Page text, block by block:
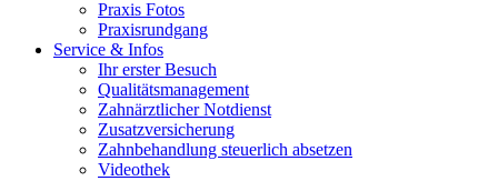
Praxis Fotos
Praxisrundgang
Service & Infos
Ihr erster Besuch
Qualitätsmanagement
Zahnärztlicher Notdienst
Zusatzversicherung
Zahnbehandlung steuerlich absetzen
Videothek